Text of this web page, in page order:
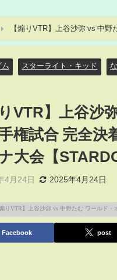
【煽りVTR】上谷沙弥 vs 中
】
ム スターライト・キッド
りVTR】上谷沙
権試合 完全決
大会【
4月24日 2025年4月24日
Facebook post